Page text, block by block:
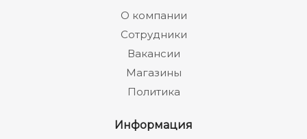
О компании
Сотрудники
Вакансии
Магазины
Политика
Информация